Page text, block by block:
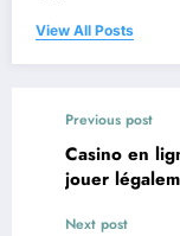
View All Posts
Previous post
Casino en
jouer
Next post